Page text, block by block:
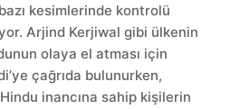
kesimlerinde kontrolü
Arjind Kerjiwal gibi ülkenin
olaya el atması için
çağrıda bulunurken,
inancına sahip kişilerin